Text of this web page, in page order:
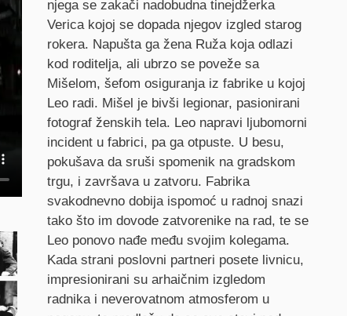
njega se zakači nadobudna tinejdžerka
Verica kojoj se dopada njegov izgled starog
rokera. Napušta ga žena Ruža koja odlazi
kod roditelja, ali ubrzo se poveže sa
Mišelom, šefom osiguranja iz fabrike u kojoj
Leo radi. Mišel je bivši legionar, pasionirani
fotograf ženskih tela. Leo napravi ljubomorni
incident u fabrici, pa ga otpuste. U besu,
pokušava da sruši spomenik na gradskom
trgu, i završava u zatvoru. Fabrika
svakodnevno dobija ispomoć u radnoj snazi
tako što im dovode zatvorenike na rad, te se
Leo ponovo nađe među svojim kolegama.
Kada strani poslovni partneri posete livnicu,
impresionirani su arhaičnim izgledom
radnika i neverovatnom atmosferom u